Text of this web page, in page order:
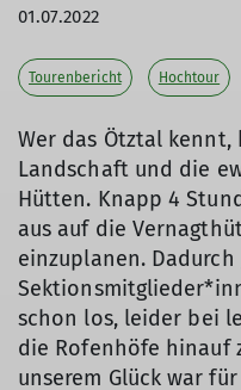
01.07.2022
Tourenbericht Hochtour
Wer das Ötztal
Landschaft und die
Hütten. Knapp 4
aus auf die
einzuplanen. Dadurch
schon los, leider bei
die Rofenhöfe hinauf
unserem Glück war